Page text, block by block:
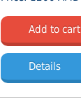
Add to cart
Details